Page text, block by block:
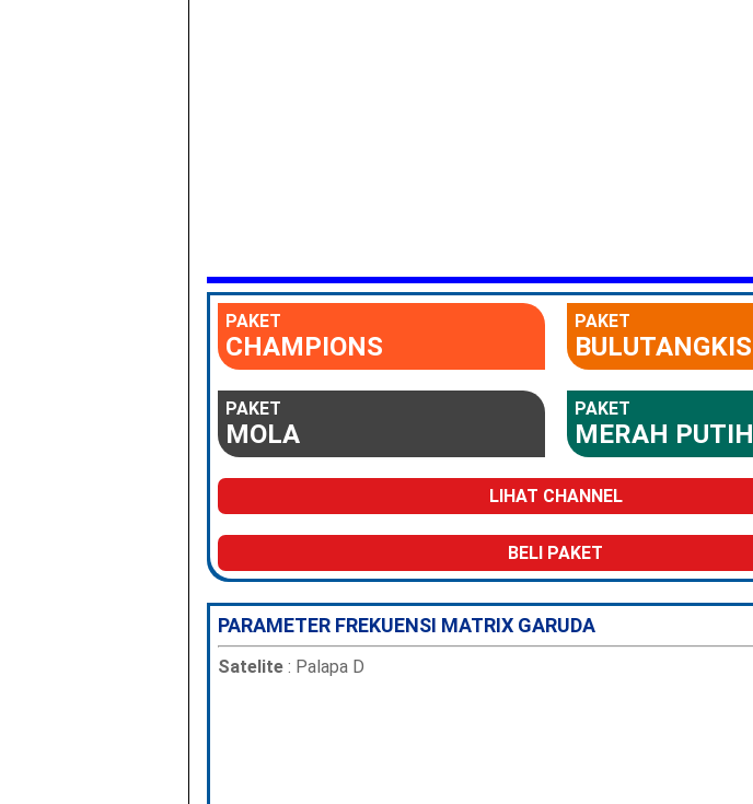
PAKET
CHAMPIONS
PAKET
MOLA
PAKET
BULUTANGKIS
PAKET
MERAH PUTIH
LIHAT CHANNEL
BELI PAKET
PARAMETER FREKUENSI MATRIX GARUDA
Satelite : Palapa D